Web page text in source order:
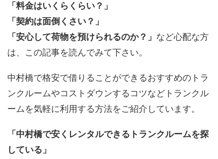
「料金はいくらくらい？」
「契約は面倒くさい？」
「安心して荷物を預けられるのか？」 など心配な方
は、この記事を読んでみて下さい。
中村橋で格安で借りることができるおすすめのトラ
ンクルームやコストダウンするコツなどトランクル
ームを気軽に利用する方法をご紹介しています。
「中村橋で安くレンタルできるトランクルームを探
している」